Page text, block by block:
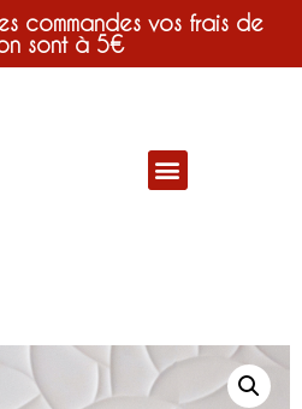
commandes vos frais de
sont à 5€